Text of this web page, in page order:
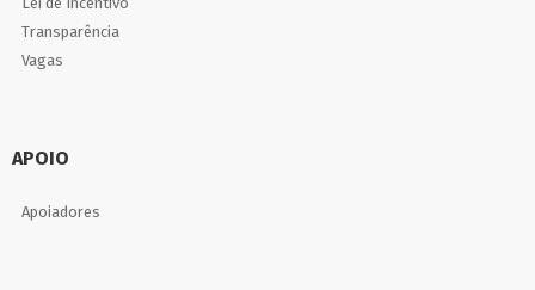
Transparência
Vagas
APOIO
Apoiadores